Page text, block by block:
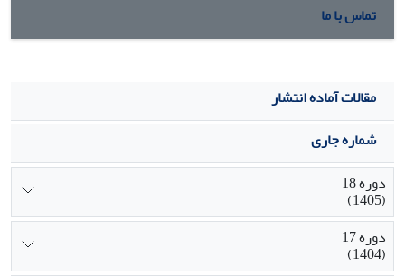
تماس با ما
مقالات آماده انتشار
شماره جاری
دوره 18
(1405)
دوره 17
(1404)